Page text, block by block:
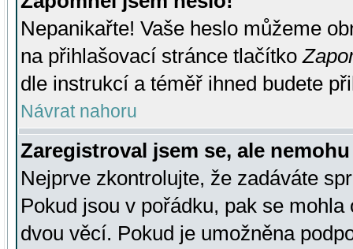
Nepanikařte! Vaše heslo můžeme
na přihlašovací stránce tlačítko
dle instrukcí a téměř ihned budete
Návrat nahoru
Zaregistroval jsem se, ale
Nejprve zkontrolujte, že zadáváte
Pokud jsou v pořádku, pak se
dvou věcí. Pokud je umožněna